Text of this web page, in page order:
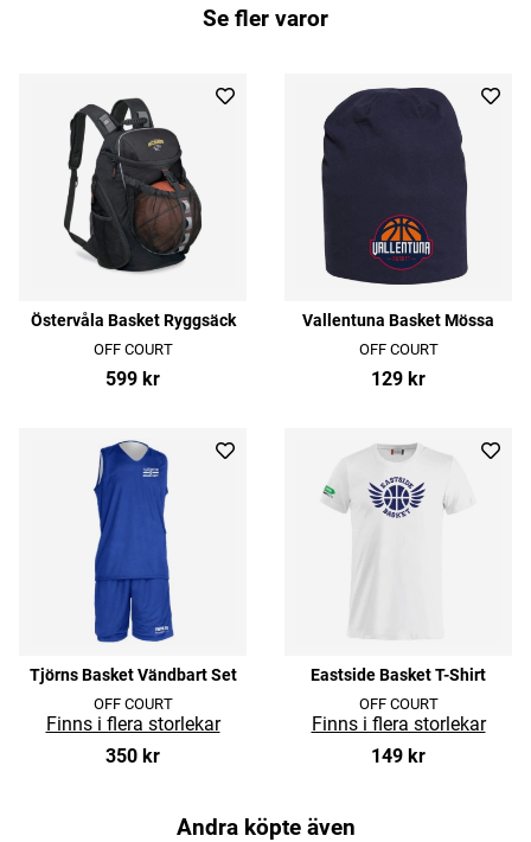
Se fler varor
Östervåla Basket Ryggsäck
OFF COURT
599 kr
Vallentuna Basket Mössa
OFF COURT
129 kr
Tjörns Basket Vändbart Set
OFF COURT
350 kr
Eastside Basket T-Shirt
OFF COURT
149 kr
Andra köpte även